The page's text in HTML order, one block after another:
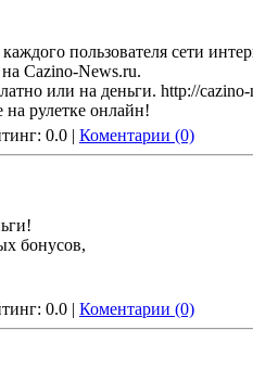
пользователя сети
Cazino-News.ru.
или на деньги. http://
на рулетке онлайн!
0.0 | Коментарии (0)
бонусов,
0.0 | Коментарии (0)